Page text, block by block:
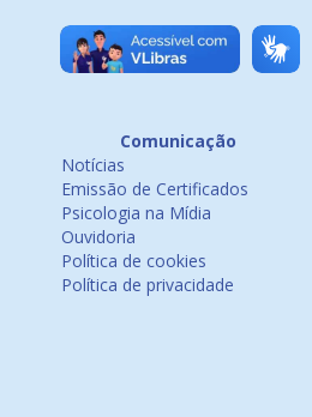
Comunicação
Notícias
Emissão de Certificados
Psicologia na Mídia
Ouvidoria
Política de cookies
Política de privacidade